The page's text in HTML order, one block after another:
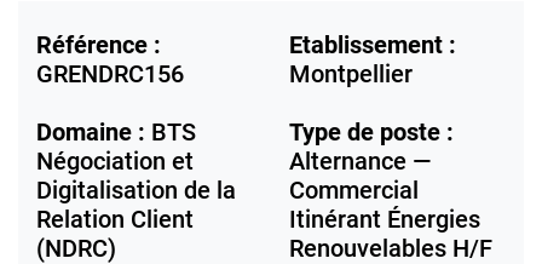
Référence :
GRENDRC156
Etablissement :
Montpellier
Domaine : BTS
Négociation et
Digitalisation de la
Relation Client
(NDRC)
Type de poste :
Alternance —
Commercial
Itinérant Énergies
Renouvelables H/F